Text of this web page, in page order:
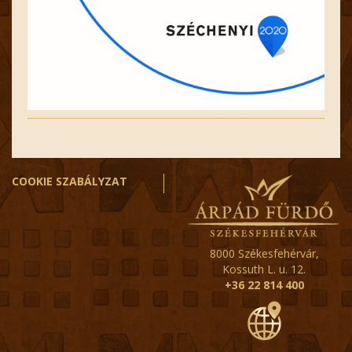
COOKIE SZABÁLYZAT
8000 Székesfehérvár,
Kossuth L. u. 12.
+36 22 814 400